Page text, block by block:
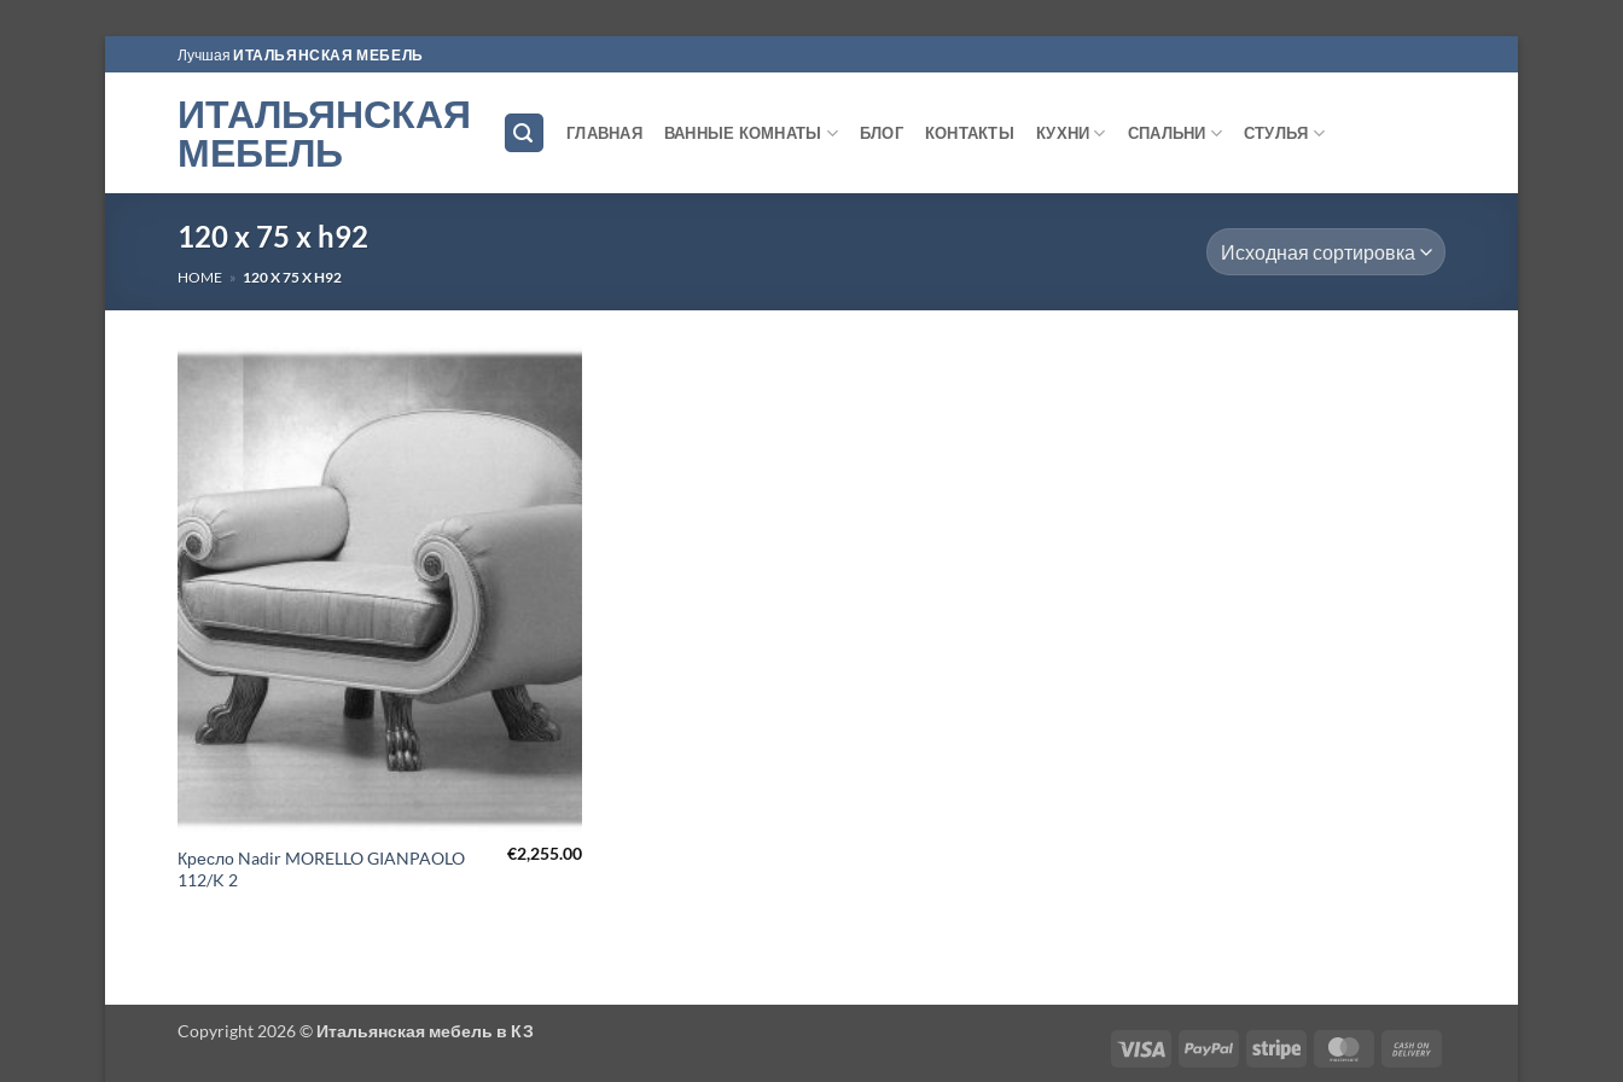
to
Лучшая ИТАЛЬЯНСКАЯ МЕБЕЛЬ
ИТАЛЬЯНСКАЯ
МЕБЕЛЬ
ГЛАВНАЯ ВАННЫЕ КОМНАТЫ БЛОГ КОНТАКТЫ КУХНИ СПАЛЬНИ СТУЛЬЯ
120 x 75 x h92
HOME » 120 X 75 X H92
Кресло Nadir MORELLO GIANPAOLO
112/K 2
€2,255.00
Visa PayPal Stripe MasterCard
Copyright 2026 © Итальянская мебель в КЗ